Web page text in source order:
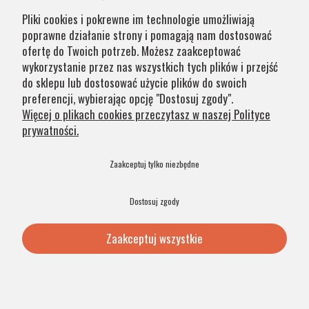
na zamówienie jest zaznaczony w opisie. Wierzymy, że na
nasze lampy warto czasem poczekać.
Kategorie
Obsługa klienta
© 2026 Argon Lampy. All Rights Reserved. .
Pliki cookies i pokrewne im technologie umożliwiają
poprawne działanie strony i pomagają nam dostosować
ofertę do Twoich potrzeb. Możesz zaakceptować
wykorzystanie przez nas wszystkich tych plików i przejść
do sklepu lub dostosować użycie plików do swoich
preferencji, wybierając opcję "Dostosuj zgody".
Więcej o plikach cookies przeczytasz w naszej Polityce
prywatności.
Zaakceptuj tylko niezbędne
Dostosuj zgody
Zaakceptuj wszystkie